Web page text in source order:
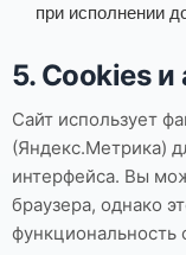
при исполнении
5. Cookies и
Сайт использует
(Яндекс.Метрика)
интерфейса. Вы
браузера, однако
функциональность